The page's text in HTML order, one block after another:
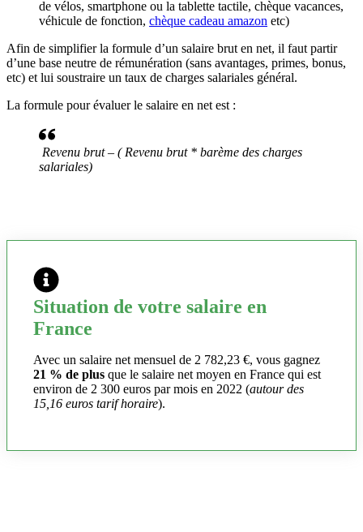
de vélos, smartphone ou la tablette tactile, chèque vacances,
véhicule de fonction, chèque cadeau amazon etc)
Afin de simplifier la formule d’un salaire brut en net, il faut partir
d’une base neutre de rémunération (sans avantages, primes, bonus,
etc) et lui soustraire un taux de charges salariales général.
La formule pour évaluer le salaire en net est :
Revenu brut – ( Revenu brut * barème des charges
salariales)
Situation de votre salaire en
France
Avec un salaire net mensuel de 2 782,23 €, vous gagnez
21 % de plus que le salaire net moyen en France qui est
environ de 2 300 euros par mois en 2022 (autour des
15,16 euros tarif horaire).